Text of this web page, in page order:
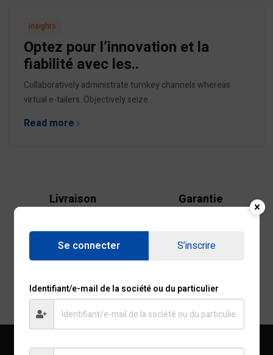
Insights
Optez pour l’innovation et la
fiabilité avec les..
Collaboratively administrate turnkey channels whereas
virtual e-tailers. Objectively seize..
Read more
Livraison Garantie
1 mois
Se connecter S’inscrire
Identifiant/e-mail de la société ou du particulier